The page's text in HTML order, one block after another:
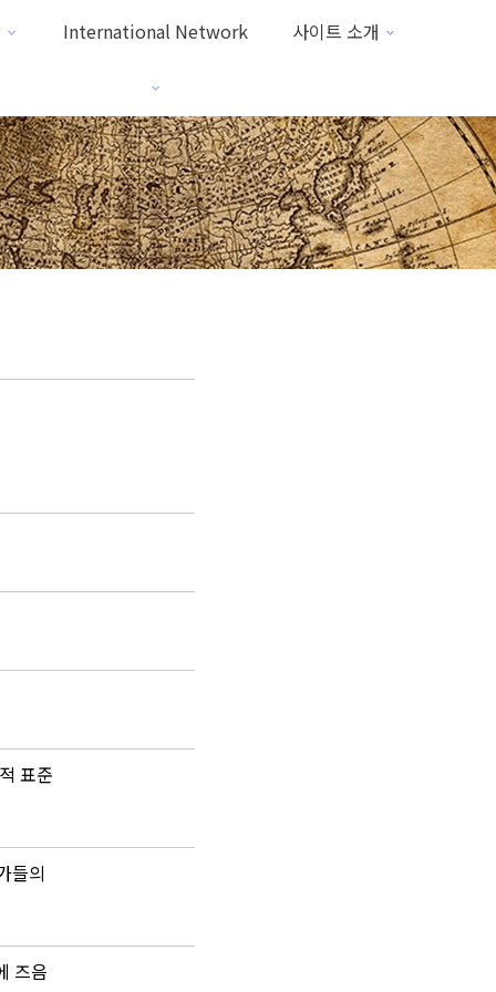
International Network 사이트 소개
표준
들의
즈음